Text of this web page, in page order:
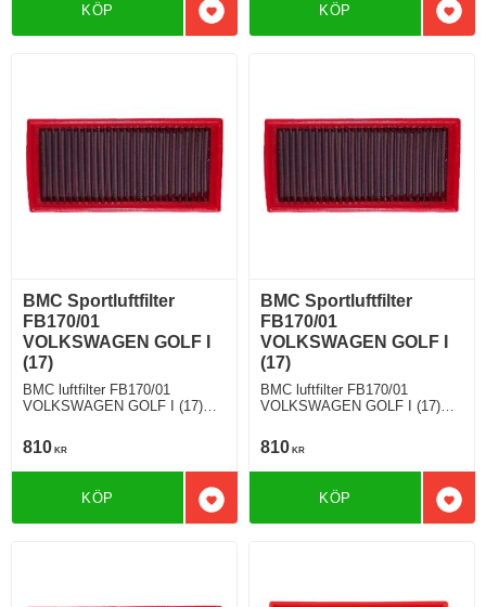
Lägg till i favoriter
KÖP KÖP
BMC Sportluftfilter
FB170/01
VOLKSWAGEN GOLF I
(17)
BMC luftfilter FB170/01
VOLKSWAGEN GOLF I (17)
810 KR
Lägg till i favoriter
KÖP
BMC Sportluftfilter
FB170/01
VOLKSWAGEN GOLF I
(17)
BMC luftfilter FB170/01
VOLKSWAGEN GOLF I (17)
110 Hkr
810 KR
KÖP